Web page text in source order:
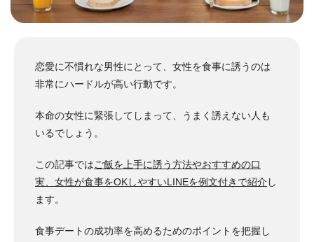
恋愛に不慣れな男性にとって、女性を食事に誘うのは
非常にハードルが高い行動です。
本命の女性に緊張してしまって、うまく誘えない人も
いるでしょう。
この記事ではご飯を上手に誘う方法やおすすめの口
実、女性が食事をOKしやすいLINEを例文付きで紹介 し
ます。
食事デートの成功率を高めるためのポイントを把握し